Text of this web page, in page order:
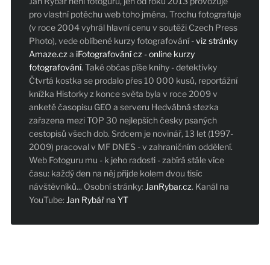
pro vlastní potěchu web toho jména. Trochu fotografuje
(v roce 2004 vyhrál hlavní cenu v soutěži Czech Press
Photo), vede oblíbené kurzy fotografování- viz stránky
Amaze.cz a iFotografování cz - online kurzy
fotografování. Také občas píše knihy - detektivky
Čtvrtá kostka se prodalo přes 10 000 kusů, reportážní
knížka Historky z konce světa byla v roce 2009 v
anketě časopisu GEO a serveru Hedvábná stezka
zařazena mezi TOP 30 nejlepších česky psaných
cestopisů všech dob. Srdcem je novinář, 13 let (1997-
2009) pracoval v MF DNES - v zahraničním oddělení.
Web Fotoguru mu - k jeho radosti - zabírá stále více
času: každý den na něj přijde kolem dvou tisíc
návštěvníků... Osobní stránky: JanRybar.cz. Kanál na
YouTube: Jan Rybář na YT